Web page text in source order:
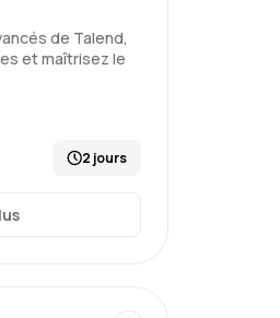
5
de Talend,
et maîtrisez le
2 jours